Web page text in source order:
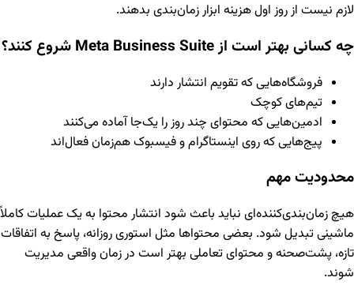
لازم نیست از روز اول هزینه ابزار زمان‌بندی بدهند.
چه کسانی بهتر است از Meta Business Suite شروع کنند؟
فروشگاه‌هایی که تقویم انتشار دارند
تیم‌های کوچک
ادمین‌هایی که محتوای چند روز را یک‌جا آماده می‌کنند
پیج‌هایی که روی اینستاگرام و فیسبوک هم‌زمان فعال‌اند
محدودیت مهم
هیچ زمان‌بندی‌کننده‌ای نباید باعث شود انتشار محتوا به یک عملیات کاملاً
ماشینی تبدیل شود. بعضی محتواها مثل استوری روزانه، پاسخ به اتفاقات
تازه، پشت‌صحنه و محتوای تعاملی بهتر است در زمان واقعی مدیریت
شوند.